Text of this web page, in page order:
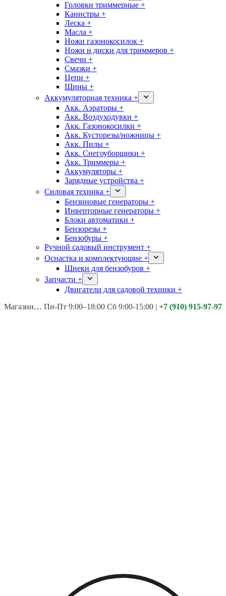
Головки триммерные +
Канистры +
Леска +
Масла +
Ножи газонокосилок +
Ножи и диски для триммеров +
Свечи +
Смазки +
Цепи +
Шины +
Аккумуляторная техника +
Акк. Аэраторы +
Акк. Воздуходувки +
Акк. Газонокосилки +
Акк. Кусторезы/ножницы +
Акк. Пилы +
Акк. Снегоуборщики +
Акк. Триммеры +
Аккумуляторы +
Зарядные устройства +
Силовая техника +
Бензиновые генераторы +
Инверторные генераторы +
Блоки автоматики +
Бензорезы +
Бензобуры +
Ручной садовый инструмент +
Оснастка и комплектующие +
Шнеки для бензобуров +
Запчасти +
Двигатели для садовой техники +
Магазины: Калуга ул. Московская д.113
Пн-Пт 9:00–18:00 Сб 9:00-15:00 | +7 (910) 915-97-97